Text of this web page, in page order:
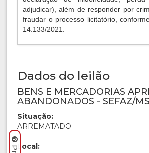
Atenção:
A falta de
arrematação e demais despesas no
edital, estará sujeito a penalidades
declaração de inidoneidade,
adjudicar), além de responder por
Dados do leilão
BENS E MERCADORIAS
ABANDONADOS - SEFAZ/MS
Situação: